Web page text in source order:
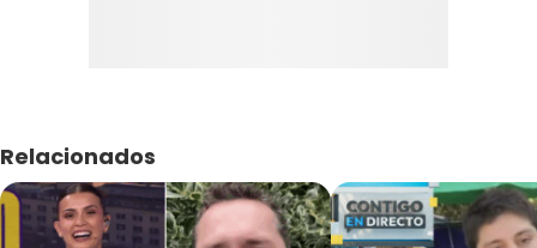
Relacionados